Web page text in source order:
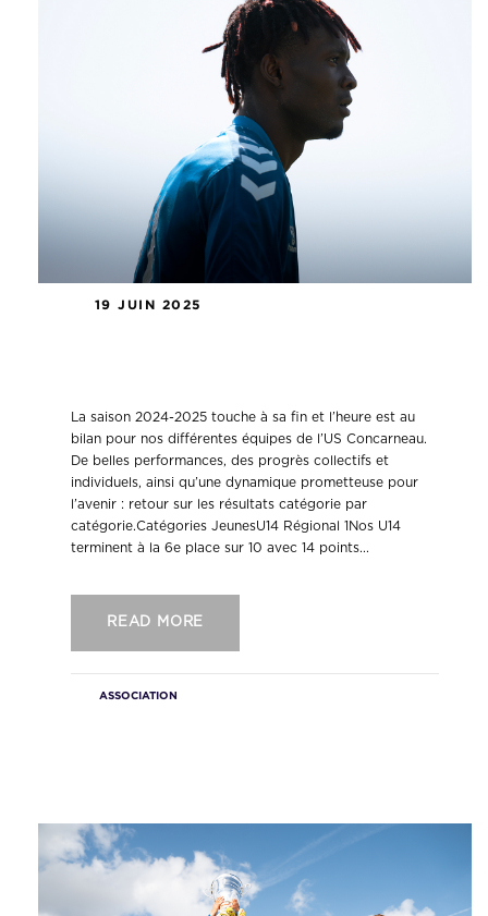
19 JUIN 2025
La saison 2024-2025 touche à sa fin et l’heure est au
bilan pour nos différentes équipes de l’US Concarneau.
De belles performances, des progrès collectifs et
individuels, ainsi qu’une dynamique prometteuse pour
l’avenir : retour sur les résultats catégorie par
catégorie.Catégories JeunesU14 Régional 1Nos U14
terminent à la 6e place sur 10 avec 14 points...
READ MORE
ASSOCIATION